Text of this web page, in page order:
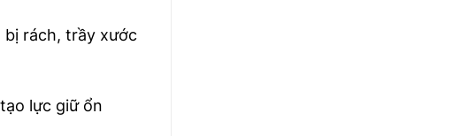
bị rách, trầy xước
lực giữ ổn